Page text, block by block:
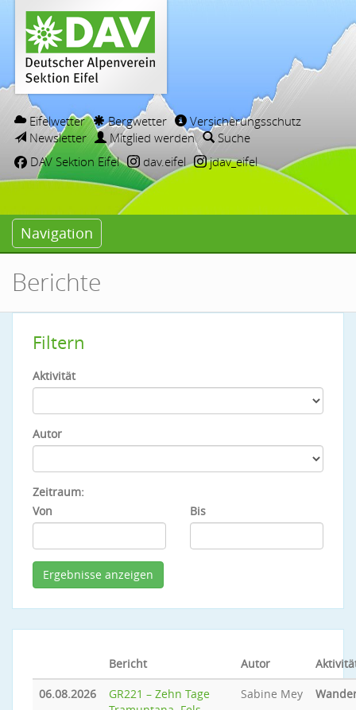
Eifelwetter Bergwetter
Versicherungsschutz
Newsletter
Mitglied werden
Suche
DAV Sektion Eifel
dav.eifel jdav_eifel
Navigation
Berichte
Filtern
Aktivität
Autor
Zeitraum:
Von
Bis
Bericht Autor
06.08.2026
GR221 – Zehn Tage
Sabine Mey